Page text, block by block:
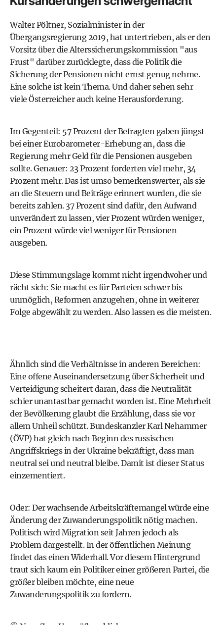
Walter Pöltner, Sozialminister in der
Übergangsregierung 2019, hat untertrieben, als er den
Vorsitz über die Alterssicherungskommission "aus
Frust" darüber zurücklegte, dass die Politik die
Sicherung der Pensionen nicht ernst genug nehme.
Eine solche ist kein Thema. Und daher sehen sehr
viele Österreicher auch keine Herausforderung.
Im Gegenteil: 57 Prozent der Befragten gaben jüngst
bei einer Eurobarometer-Erhebung an, dass die
Regierung mehr Geld für die Pensionen ausgeben
sollte. Genauer: 23 Prozent forderten viel mehr, 34
Prozent mehr. Das ist umso bemerkenswerter, als sie
an die Steuern und Beiträge erinnert wurden, die sie
bereits zahlen. 37 Prozent sind dafür, den Aufwand
unverändert zu lassen, vier Prozent würden weniger,
ein Prozent würde viel weniger für Pensionen
ausgeben.
Diese Stimmungslage kommt nicht irgendwoher und
rächt sich: Sie macht es für Parteien schwer bis
unmöglich, Reformen anzugehen, ohne in weiterer
Folge abgewählt zu werden. Also lassen es die meisten.
Ähnlich sind die Verhältnisse in anderen Bereichen:
Eine offene Auseinandersetzung über Sicherheit und
Verteidigung scheitert daran, dass die Neutralität
schier unantastbar gemacht worden ist. Eine Mehrheit
der Bevölkerung glaubt die Erzählung, dass sie vor
allem Unheil schützt. BundeskanzlerKarl Nehammer
(ÖVP) hat gleich nach Beginn des russischen
Angriffskriegs in der Ukraine bekräftigt, dass man
neutral sei und neutral bleibe. Damit ist dieser Status
einzementiert.
Oder: Der wachsende Arbeitskräftemangel würde eine
Änderung der Zuwanderungspolitik nötig machen.
Politisch wird Migration seit Jahren jedoch als
Problem dargestellt. In der öffentlichen Meinung
findet das einen Widerhall. Vor diesem Hintergrund
traut sich kaum ein Politiker einer größeren Partei, die
größer bleiben möchte, eine neue
Zuwanderungspolitik zu fordern.